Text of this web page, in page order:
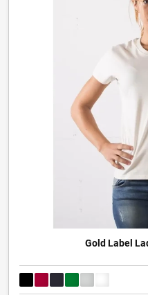
Gold Label